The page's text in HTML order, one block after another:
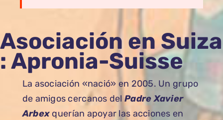
Asociación en Suiza
: Apronia-Suisse
La asociación «nació» en 2005. Un grupo
de amigos cercanos del Padre Xavier
Arbex querían apoyar las acciones en